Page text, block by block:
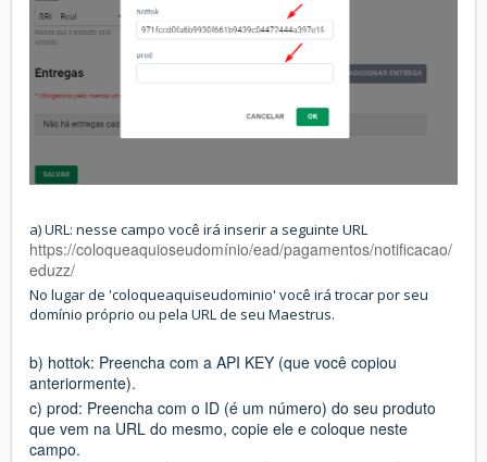
a) URL: nesse campo você irá inserir a seguinte URL
https://coloqueaquioseudomínio/ead/pagamentos/notificacao/
eduzz/
No lugar de 'coloqueaquiseudominio' você irá trocar por seu
domínio próprio ou pela URL de seu Maestrus.
b) hottok: Preencha com a API KEY (que você copiou
anteriormente).
c) prod: Preencha com o ID (é um número) do seu produto
que vem na URL do mesmo, copie ele e coloque neste
campo.